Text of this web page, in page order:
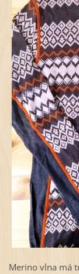
Merino vlna má